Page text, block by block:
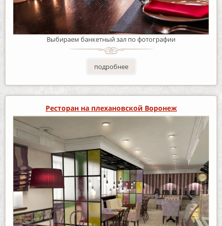
Выбираем банкетный зал по фотографии
подробнее
Ресторан на плехановской Воронеж